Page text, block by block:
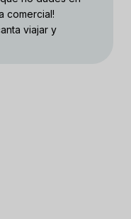
comercial!
viajar y